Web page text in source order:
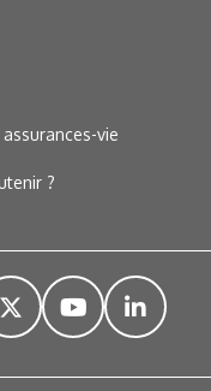
vie
?